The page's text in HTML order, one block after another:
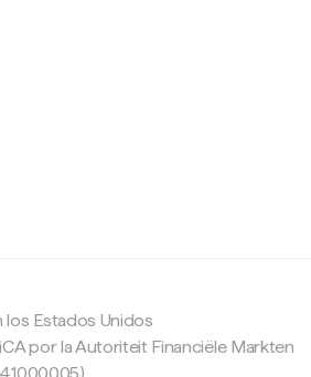
Estados Unidos
por la Autoriteit Financiële Markten